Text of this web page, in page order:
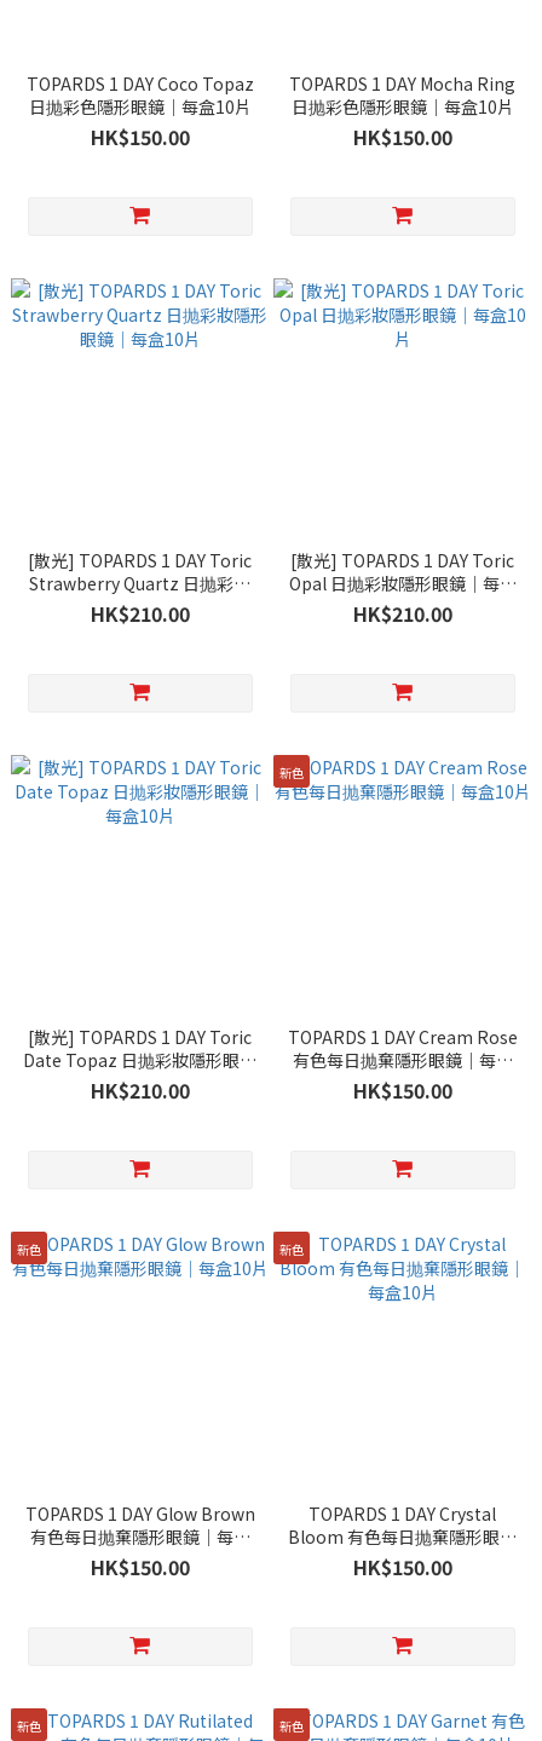
TOPARDS 1 DAY Coco Topaz
日抛彩色隱形眼鏡｜每盒10片
HK$150.00
TOPARDS 1 DAY Mocha Ring
日抛彩色隱形眼鏡｜每盒10片
HK$150.00
[散光] TOPARDS 1 DAY Toric
Strawberry Quartz 日抛彩妝
隱形眼鏡｜每盒10片
HK$210.00
[散光] TOPARDS 1 DAY Toric
Opal 日抛彩妝隱形眼鏡｜每盒
10片
HK$210.00
[散光] TOPARDS 1 DAY Toric
Date Topaz 日抛彩妝隱形眼鏡
｜每盒10片
HK$210.00
新色
TOPARDS 1 DAY Cream Rose
有色每日抛棄隱形眼鏡｜每盒
10片
HK$150.00
新色
TOPARDS 1 DAY Glow Brown
有色每日抛棄隱形眼鏡｜每盒
10片
HK$150.00
新色
TOPARDS 1 DAY Crystal
Bloom 有色每日抛棄隱形眼鏡
｜每盒10片
HK$150.00
新色 新色